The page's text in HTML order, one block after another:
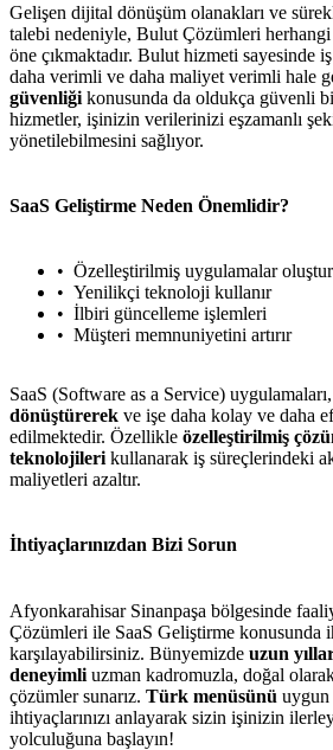
Gelişen dijital dönüşüm olanakları ve
talebi nedeniyle, Bulut Çözümleri herhangi
öne çıkmaktadır. Bulut hizmeti sayesinde
daha verimli ve daha maliyet verimli hale
güvenliği konusunda da oldukça güvenli
hizmetler, işinizin verilerinizi eşzamanlı
yönetilebilmesini sağlıyor.
SaaS Geliştirme Neden Önemlidir?
Özelleştirilmiş uygulamalar
Yenilikçi teknoloji kullanır
İlbiri güncelleme işlemleri
Müşteri memnuniyetini artırır
SaaS (Software as a Service)
dönüştürerek ve işe daha kolay ve daha
edilmektedir. Özellikle özelleştirilmiş
teknolojileri kullanarak iş süreçlerindeki
maliyetleri azaltır.
İhtiyaçlarınızdan Bizi Sorun
Afyonkarahisar Sinanpaşa bölgesinde
Çözümleri ile SaaS Geliştirme konusunda
karşılayabilirsiniz. Bünyemizde uzun
deneyimli uzman kadromuzla, doğal
çözümler sunarız. Türk menüsünü uygun
ihtiyaçlarınızı anlayarak sizin işinizin
yolculuğuna başlayın!